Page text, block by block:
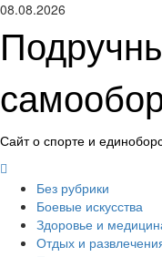
Перейти
содержимому
08.08.2026
Сайт о спорте и
менюБез рубрики
Боевые искусства
Здоровье и
Отдых и